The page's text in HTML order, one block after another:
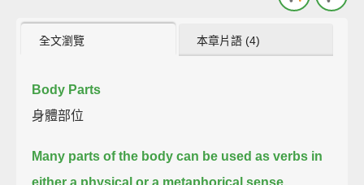
全文瀏覽 本章片語 (4)
Body Parts
身體部位
Many parts of the body can be used as verbs in
either a physical or a metaphorical sense.